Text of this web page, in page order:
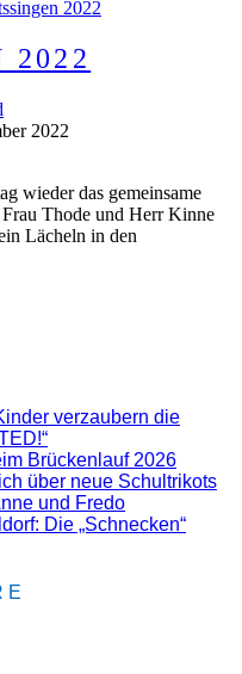
2022
2022
wieder das gemeinsame
Thode und Herr Kinne
Lächeln in den
verzaubern die
Brückenlauf 2026
über neue Schultrikots
und Fredo
Die „Schnecken“